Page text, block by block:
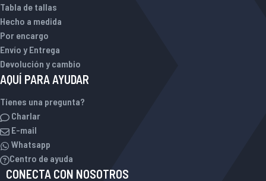
Tabla de tallas
Hecho a medida
Por encargo
Envío y Entrega
Devolución y cambio
AQUÍ PARA AYUDAR
Tienes una pregunta?
Charlar
E-mail
Whatsapp
Centro de ayuda
CONECTA CON NOSOTROS